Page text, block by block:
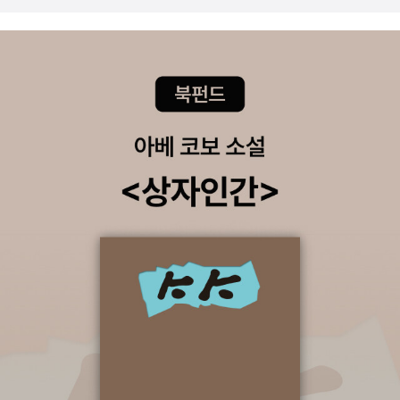
국왕의 탄생>이 눈에 들어온다. 두 책도 훌륭하지만 개인적으로 마음
민중의 복식사를 다룬다는 점에서 흥미롭고 분량도 많지 않아서 좋
을 할 것으로 보인다. 이 책을 쓴 저자가 같은 시리즈의 <우파니샤드
>를 쓴 이명권이다. 언제나 느끼는 거지만 한길사는 참 어렵고 신기
한 책을 많이 내는 출판사다. 그만큼 값진 책도 많고... <직지 이야기>
사>가 중국현대사 참고할만한 도서로 새로 나왔다. 저자는 텐안먼 사
정의 캐릭터는 내가 꽤나 좋아하는 유형이라 다시 읽으며 좀 유쾌해
지고 싶기도 하네. 사실 나는 최근에 나오는 '힐링' 열풍이
못 마땅한 사람 중의 하나이다. 사회적으로 풀려 하기보다는 개인의
박한 세상에서 미치지 않으려고 다른 사람들의 힐링 메세지에 예민하
가 라는 생각을 많이 한다. 그건 주먹구구식이고 임시방편적인 거 아
닌가. 왜냐하면 문제는 항상 남아 있는데 내 마음결만 다스려서 그 시
절을 넘어가는 거니까...그런데 요즘 내가 상처받을 일이 생기고 보니
이런 류의 책들도 눈에 들어온다. 그러니까 사람은 자기가 경험해보